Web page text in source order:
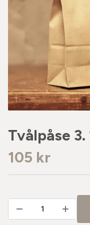
Tvålpåse 3.
105 kr